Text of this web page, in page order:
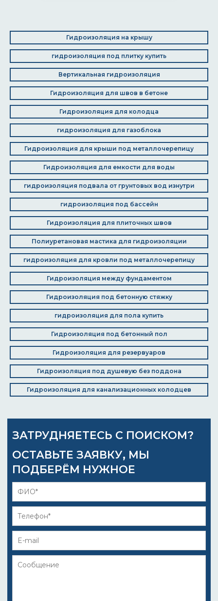
Гидроизоляция на крышу
гидроизоляция под плитку купить
Вертикальная гидроизоляция
Гидроизоляция для швов в бетоне
Гидроизоляция для колодца
гидроизоляция для газоблока
Гидроизоляция для крыши под металлочерепицу
Гидроизоляция для емкости для воды
гидроизоляция подвала от грунтовых вод изнутри
гидроизоляция под бассейн
Гидроизоляция для плиточных швов
Полиуретановая мастика для гидроизоляции
гидроизоляция для кровли под металлочерепицу
Гидроизоляция между фундаментом
Гидроизоляция под бетонную стяжку
гидроизоляция для пола купить
Гидроизоляция под бетонный пол
Гидроизоляция для резервуаров
Гидроизоляция под душевую без поддона
Гидроизоляция для канализационных колодцев
ЗАТРУДНЯЕТЕСЬ С ПОИСКОМ?
ОСТАВЬТЕ ЗАЯВКУ, МЫ
ПОДБЕРЁМ НУЖНОЕ